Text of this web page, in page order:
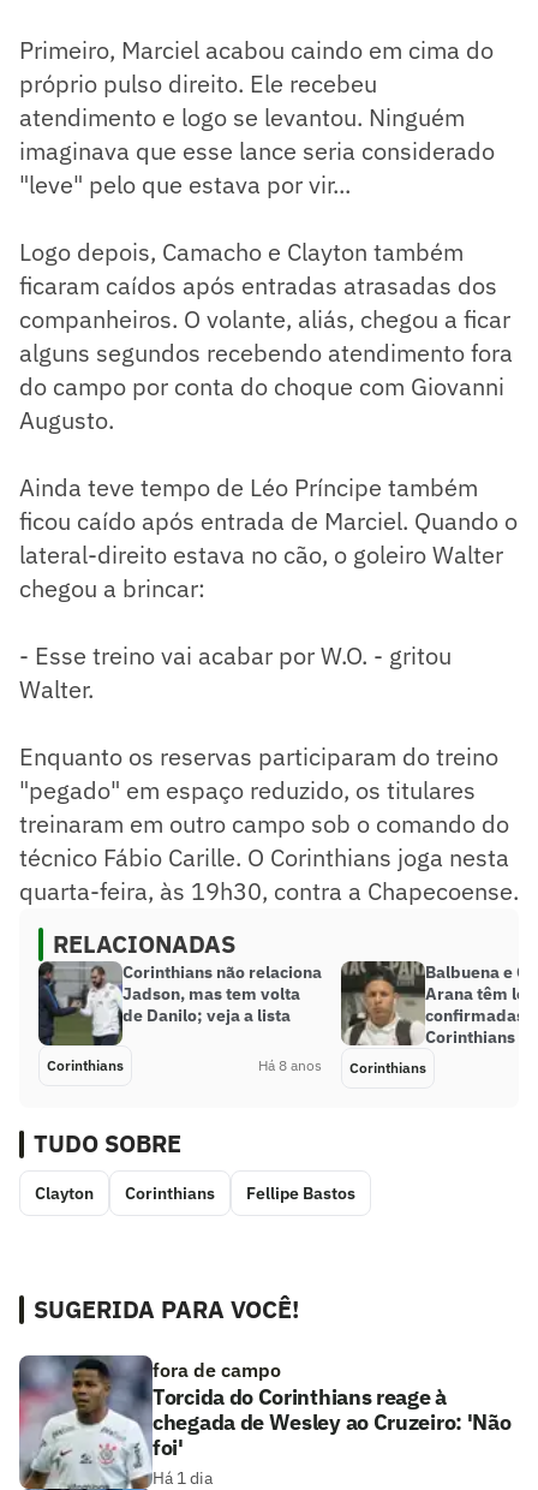
Primeiro, Marciel acabou caindo em cima do
próprio pulso direito. Ele recebeu
atendimento e logo se levantou. Ninguém
imaginava que esse lance seria considerado
"leve" pelo que estava por vir...
Logo depois, Camacho e Clayton também
ficaram caídos após entradas atrasadas dos
companheiros. O volante, aliás, chegou a ficar
alguns segundos recebendo atendimento fora
do campo por conta do choque com Giovanni
Augusto.
Ainda teve tempo de Léo Príncipe também
ficou caído após entrada de Marciel. Quando o
lateral-direito estava no cão, o goleiro Walter
chegou a brincar:
- Esse treino vai acabar por W.O. - gritou
Walter.
Enquanto os reservas participaram do treino
"pegado" em espaço reduzido, os titulares
treinaram em outro campo sob o comando do
técnico Fábio Carille. O Corinthians joga nesta
quarta-feira, às 19h30, contra a Chapecoense.
RELACIONADAS
Corinthians não relaciona
Jadson, mas tem volta
de Danilo; veja a lista
Corinthians Há 8 anos
Balbuena e
Arana têm
confirmadas
Corinthians
Corinthians
TUDO SOBRE
Clayton Corinthians Fellipe Bastos
SUGERIDA PARA VOCÊ!
fora de campo
Torcida do Corinthians reage à
chegada de Wesley ao Cruzeiro: 'Não
foi'
Há 1 dia